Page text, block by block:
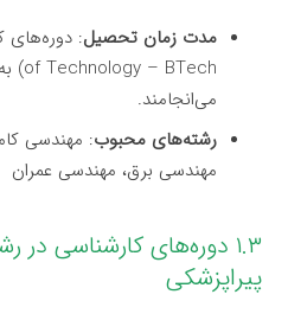
مدت زمان تحصیل
می‌انجامند.
رشته‌های محبوب: مهندسی
مهندسی برق، مهندسی عمران
۱.۳ دوره‌های کارشناسی
پیراپزشکی